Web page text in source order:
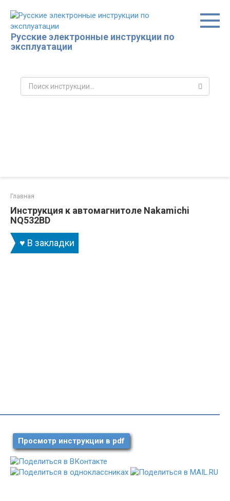
контенту
Русские электронные инструкции по
эксплуатации
Поиск:
Главная
Инструкция к автомагнитоле Nakamichi
NQ532BD
♥ В закладки
Просмотр инструкции в pdf